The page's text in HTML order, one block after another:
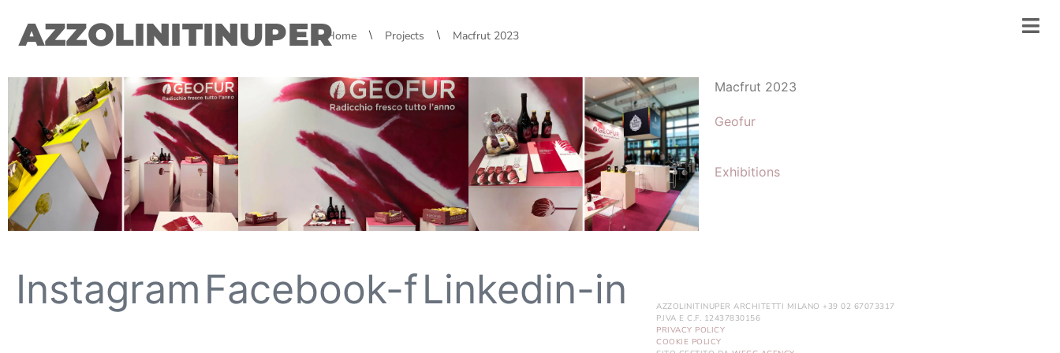
AZZOLINITINUPERHome \ Projects \ Macfrut 2023
Macfrut 2023
Geofur
Exhibitions
Instagram Facebook-fLinkedin-in
AZZOLINITINUPER ARCHITETTI MILANO +39 02 67073317
P.IVA E C.F. 12437830156
PRIVACY POLICY
COOKIE POLICY